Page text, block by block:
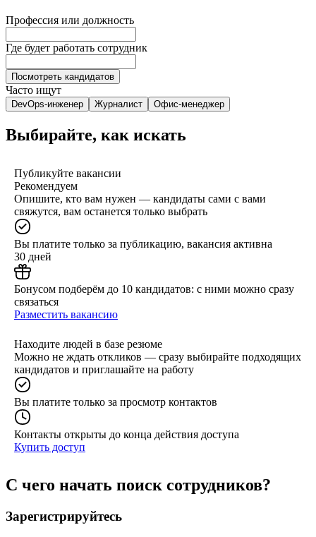
Профессия или должность
Где будет работать сотрудник
Посмотреть кандидатов
Часто ищут
DevOps-инженер Журналист Офис-менеджер
Выбирайте, как искать
Публикуйте вакансии
Рекомендуем
Опишите, кто вам нужен — кандидаты сами с вами
свяжутся, вам останется только выбрать
Вы платите только за публикацию, вакансия активна
30 дней
Бонусом подберём до 10 кандидатов: с ними можно сразу
связаться
Разместить вакансию
Находите людей в базе резюме
Можно не ждать откликов — сразу выбирайте подходящих
кандидатов и приглашайте на работу
Вы платите только за просмотр контактов
Контакты открыты до конца действия доступа
Купить доступ
С чего начать поиск сотрудников?
Зарегистрируйтесь